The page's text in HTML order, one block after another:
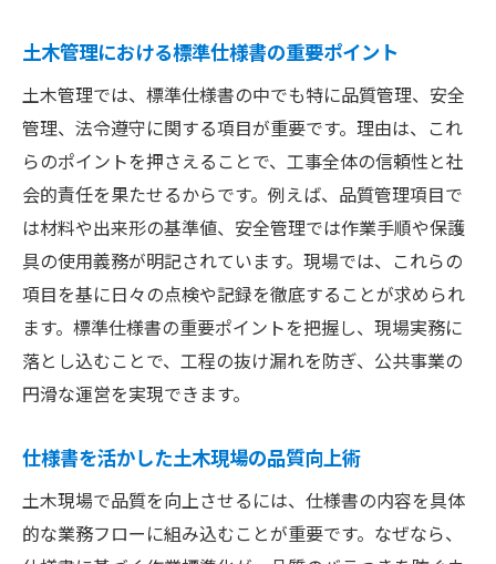
土木管理における標準仕様書の重要ポイント
土木管理では、標準仕様書の中でも特に品質管理、安全
管理、法令遵守に関する項目が重要です。理由は、これ
らのポイントを押さえることで、工事全体の信頼性と社
会的責任を果たせるからです。例えば、品質管理項目で
は材料や出来形の基準値、安全管理では作業手順や保護
具の使用義務が明記されています。現場では、これらの
項目を基に日々の点検や記録を徹底することが求められ
ます。標準仕様書の重要ポイントを把握し、現場実務に
落とし込むことで、工程の抜け漏れを防ぎ、公共事業の
円滑な運営を実現できます。
仕様書を活かした土木現場の品質向上術
土木現場で品質を向上させるには、仕様書の内容を具体
的な業務フローに組み込むことが重要です。なぜなら、